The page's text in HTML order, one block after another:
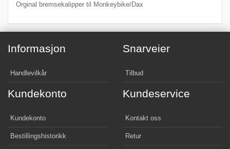
Orginal bremsekalipper til Monkeybike/Dax
Informasjon
Handlevilkår
Snarveier
Tilbud
Kundekonto
Kundekonto
Bestillingshistorikk
Kundeservice
Kontakt oss
Retur